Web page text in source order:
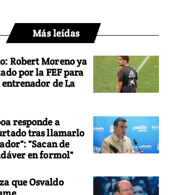
Más leídas
Robert Moreno ya
por la FEF para
de La
responde a
tras llamarlo
"Sacan de
en formol"
que Osvaldo